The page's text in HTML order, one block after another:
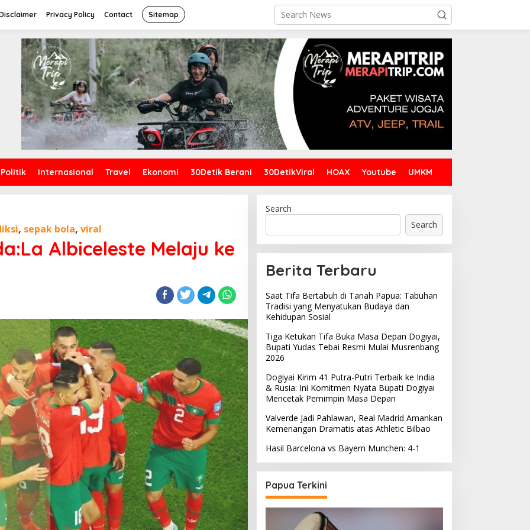
Privacy Policy Contact Sitemap
Politik Internasional Travel Ekonomi 30Detik Berani 30DetikViral HOAX Youtube UMKM
, sepak bola, viral
Albiceleste Melaju ke
Search
Search
Berita Terbaru
Saat Tifa Bertabuh di Tanah Papua: Tabuhan
Tradisi yang Menyatukan Budaya dan
Kehidupan Sosial
Tiga Ketukan Tifa Buka Masa Depan Dogiyai,
Bupati Yudas Tebai Resmi Mulai Musrenbang
2026
Dogiyai Kirim 41 Putra-Putri Terbaik ke India
& Rusia: Ini Komitmen Nyata Bupati Dogiyai
Mencetak Pemimpin Masa Depan
Valverde Jadi Pahlawan, Real Madrid Amankan
Kemenangan Dramatis atas Athletic Bilbao
Hasil Barcelona vs Bayern Munchen: 4-1
Papua Terkini